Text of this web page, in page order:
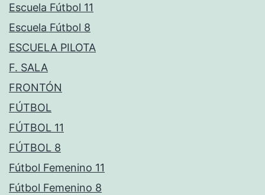
Escuela Fútbol 11
Escuela Fútbol 8
ESCUELA PILOTA
F. SALA
FRONTÓN
FÚTBOL
FÚTBOL 11
FÚTBOL 8
Fútbol Femenino 11
Fútbol Femenino 8